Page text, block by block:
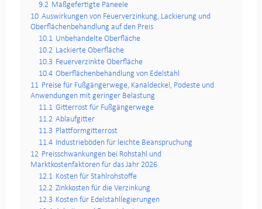
9.2 Maßgefertigte Paneele
10 Auswirkungen von Feuerverzinkung, Lackierung und
Oberflächenbehandlung auf den Preis
10.1 Unbehandelte Oberfläche
10.2 Lackierte Oberfläche
10.3 Feuerverzinkte Oberfläche
10.4 Oberflächenbehandlung von Edelstahl
11 Preise für Fußgängerwege, Kanaldeckel, Podeste und
Anwendungen mit geringer Belastung
11.1 Gitterrost für Fußgängerwege
11.2 Ablaufgitter
11.3 Plattformgitterrost
11.4 Industrieböden für leichte Beanspruchung
12 Preisschwankungen bei Rohstahl und
Marktkostenfaktoren für das Jahr 2026
12.1 Kosten für Stahlrohstoffe
12.2 Zinkkosten für die Verzinkung
12.3 Kosten für Edelstahllegierungen